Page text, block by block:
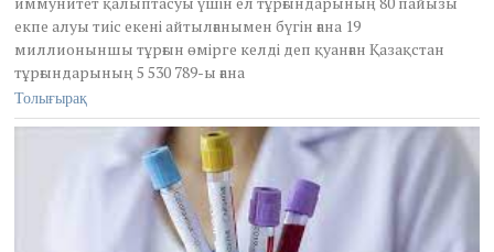
t
5
,
0
1
екпе алуы тиіс екені айтылғанымен бүгін ғана 19
миллионыншы тұрғын өмірге келді деп қуанған Қазақстан
тұрғындарының 5 530 789-ы ғана
Толығырақ